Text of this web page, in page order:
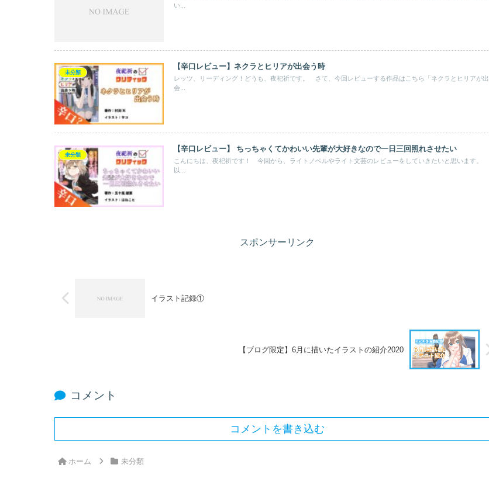
い...
未分類
【辛口レビュー】ネクラとヒリアが出会う時
レッツ、リーディング！どうも、夜祀祈です。 さて、今回レビューする作品はこちら「ネクラとヒリアが出
会...
未分類
【辛口レビュー】 ちっちゃくてかわいい先輩が大好きなので一日三回照れさせたい
こんにちは、夜祀祈です！ 今回から、ライトノベルやライト文芸のレビューをしていきたいと思います。
以...
スポンサーリンク
イラスト記録①
【ブログ限定】6月に描いたイラストの紹介2020
コメント
コメントを書き込む
ホーム 未分類